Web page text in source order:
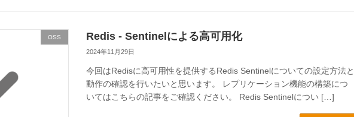
OSS Redis - Sentinelによる高可用化
2024年11月29日
今回はRedisに高可用性を提供するRedis Sentinelについての設定方法と
動作の確認を行いたいと思います。 レプリケーション機能の構築につ
いてはこちらの記事をご確認ください。 Redis Sentinelについ […]